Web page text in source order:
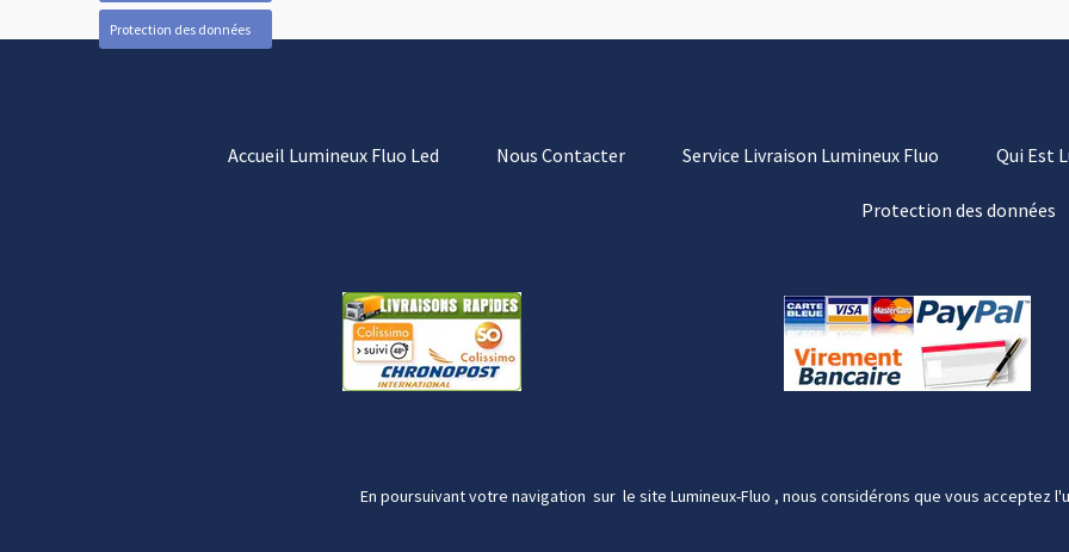
Protection des données
Accueil Lumineux Fluo Led Nous Contacter Service Livraison Lumineux Fluo Qui Est
Protection des données
En poursuivant votre navigation sur le site Lumineux-Fluo , nous considérons que vous acceptez